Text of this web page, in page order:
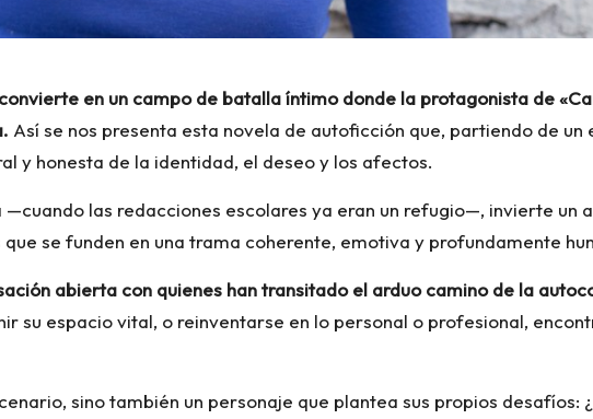
en un campo de batalla íntimo donde la protagonista de
Así se nos presenta esta novela de autoficción que, partiendo de un
y honesta de la identidad, el deseo y los afectos.
las redacciones escolares ya eran un refugio—, invierte un
se funden en una trama coherente, emotiva y profundamente
abierta con quienes han transitado el arduo camino de la
su espacio vital, o reinventarse en lo personal o profesional,
sino también un personaje que plantea sus propios desafíos: